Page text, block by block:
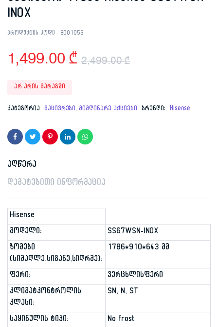
INOX
პროდუქტის კოდი : 8001053
2,499.00₾
price
1,499.00 ₾
price
არ არის მარაგში
კატეგორია მაცივრები,მიმდინარე აქციები ბრენდი: Hisense
აღწერა
დამატებითი ინფორმაცია
Hisense
მოდელი:
SS67WSN-INOX
ზომები
(სიმაღლე,სიგანე,სიღრმე):
1786*910*643 მმ
ფერი:
ვერცხლისფერი
კლიმატკონტროლის
კლასი:
SN, N, ST
საყინულის ტიპი:
No frost